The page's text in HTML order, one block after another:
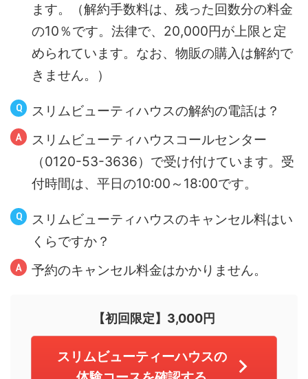
ます。（解約手数料は、残った回数分の料金
の10％です。法律で、20,000円が上限と定
められています。なお、物販の購入は解約で
きません。）
スリムビューティハウスの解約の電話は？
スリムビューティハウスコールセンター
（0120-53-3636）で受け付けています。受
付時間は、平日の10:00～18:00です。
スリムビューティハウスのキャンセル料はい
くらですか？
予約のキャンセル料金はかかりません。
【初回限定】3,000円
スリムビューティーハウスの